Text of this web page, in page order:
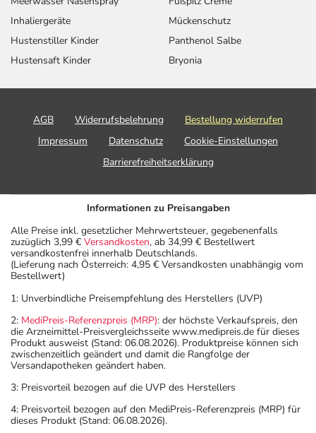
Bei
Nierenkomplikationen
Erwachsene 1 Tablette
Anwendungshinweise
einem Arzt oder Apotheker überschritten werden.
Art der Anwendung?
Nehmen Sie das Arzneimittel mit Flüssigkeit (z.B. 1 Glas
Wasser) ein.
Dauer der Anwendung?
Die Anwendungsdauer richtet sich nach Art der
Beschwerde und/oder Dauer der Erkrankung und wird
deshalb nur von Ihrem Arzt bestimmt.
Überdosierung?
Bei einer Überdosierung kann es unter anderem zu
schwerem Blutdruckabfall, Störungen des
Inhaliergeräte
Hustenstiller Kinder
Hustensaft Kinder
Mückenschutz
Panthenol Salbe
Bryonia
AGB Widerrufsbelehrung
Bestellung widerrufen
Impressum
Datenschutz
Cookie-Einstellungen
Barrierefreiheitserklärung
Informationen zu Preisangaben
Alle Preise inkl. gesetzlicher Mehrwertsteuer, gegebenenfalls
zuzüglich 3,99 € Versandkosten, ab 34,99 € Bestellwert
versandkostenfrei innerhalb Deutschlands.
(Lieferung nach Österreich: 4,95 € Versandkosten unabhängig vom
Bestellwert)
1: Unverbindliche Preisempfehlung des Herstellers (UVP)
2: MediPreis-Referenzpreis (MRP): der höchste Verkaufspreis, den
die Arzneimittel-Preisvergleichsseite www.medipreis.de für dieses
Produkt ausweist (Stand: 06.08.2026). Produktpreise können sich
zwischenzeitlich geändert und damit die Rangfolge der
Versandapotheken geändert haben.
3: Preisvorteil bezogen auf die UVP des Herstellers
4: Preisvorteil bezogen auf den MediPreis-Referenzpreis (MRP) für
dieses Produkt (Stand: 06.08.2026).